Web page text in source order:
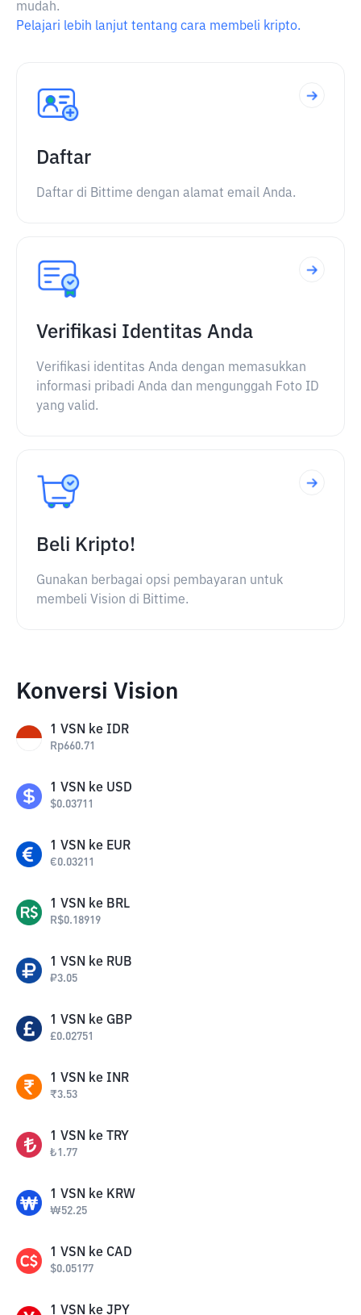
mudah.
Pelajari lebih lanjut tentang cara membeli kripto.
Daftar
Daftar di Bittime dengan alamat email Anda.
Verifikasi Identitas Anda
Verifikasi identitas Anda dengan memasukkan
informasi pribadi Anda dan mengunggah Foto ID
yang valid.
Beli Kripto!
Gunakan berbagai opsi pembayaran untuk
membeli Vision di Bittime.
Konversi Vision
1 VSN ke IDR
Rp660.71
1 VSN ke USD
$0.03711
1 VSN ke EUR
€0.03211
1 VSN ke BRL
R$0.18919
1 VSN ke RUB
₽3.05
1 VSN ke GBP
£0.02751
1 VSN ke INR
₹3.53
1 VSN ke TRY
₺1.77
1 VSN ke KRW
₩52.25
1 VSN ke CAD
$0.05177
1 VSN ke JPY